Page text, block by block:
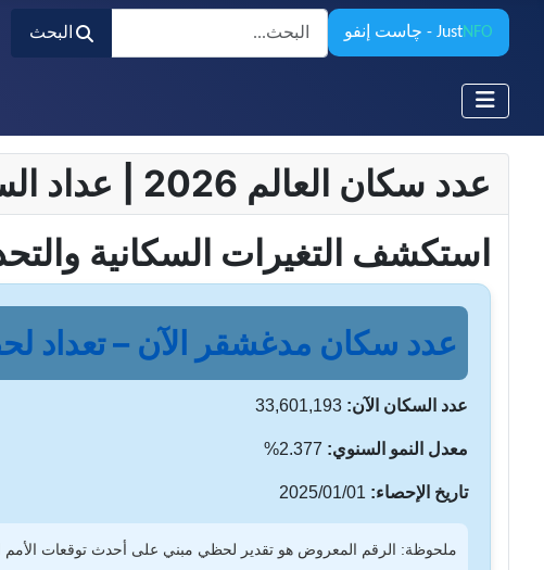
JustNFO - چاست إنفو
البحث
البحث
عدد سكان العالم 2026 | عداد السكان المباشر وساعة السكان – تحديثات لحظية
استكشف التغيرات السكانية
عدد سكان مدغشقر الآن – تعداد
عدد السكان الآن: 33,601,193
معدل النمو السنوي:
تاريخ الإحصاء:
ملحوظة: الرقم المعروض هو تقدير لحظي مبني على أحدث توقعات الأمم